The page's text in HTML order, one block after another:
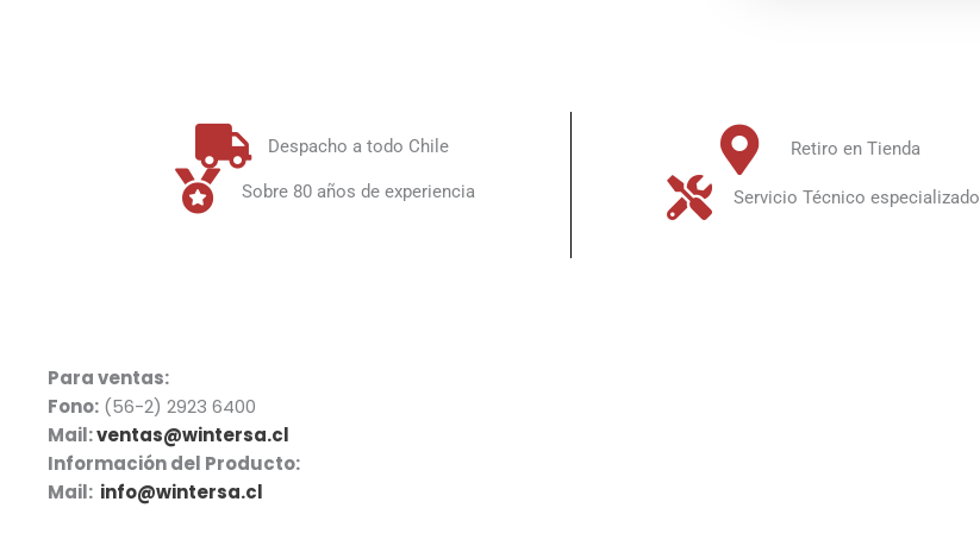
Despacho a todo Chile
Sobre 80 años de experiencia
Retiro en Tienda
Servicio Técnico especializado
Para ventas:
Fono: (56-2) 2923 6400
Mail:ventas@wintersa.cl
Información del Producto:
Mail: info@wintersa.cl